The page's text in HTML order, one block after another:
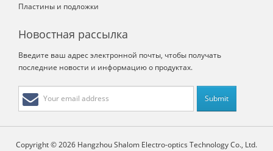
Пластины и подложки
Новостная рассылка
Введите ваш адрес электронной почты, чтобы получать
последние новости и информацию о продуктах.
Copyright © 2026 Hangzhou Shalom Electro-optics Technology Co., Ltd.